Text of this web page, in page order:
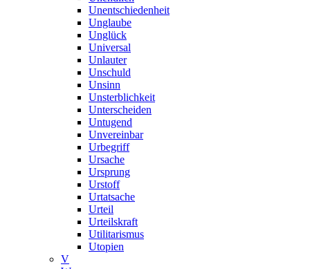
Unentschiedenheit
Unglaube
Unglück
Universal
Unlauter
Unschuld
Unsinn
Unsterblichkeit
Unterscheiden
Untugend
Unvereinbar
Urbegriff
Ursache
Ursprung
Urstoff
Urtatsache
Urteil
Urteilskraft
Utilitarismus
Utopien
V